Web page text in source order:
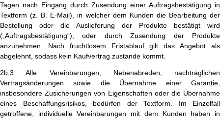
Tagen nach Eingang durch Zusendung einer Auftragsbestätigung in
Textform (z. B. E-Mail), in welcher dem Kunden die Bearbeitung der
Bestellung oder die Auslieferung der Produkte bestätigt wird
(„Auftragsbestätigung“), oder durch Zusendung der Produkte
anzunehmen. Nach fruchtlosem Fristablauf gilt das Angebot als
abgelehnt, sodass kein Kaufvertrag zustande kommt.
2b.3 Alle Vereinbarungen, Nebenabreden, nachträglichen
Vertragsänderungen sowie die Übernahme einer Garantie,
insbesondere Zusicherungen von Eigenschaften oder die Übernahme
eines Beschaffungsrisikos, bedürfen der Textform. Im Einzelfall
getroffene, individuelle Vereinbarungen mit dem Kunden haben in